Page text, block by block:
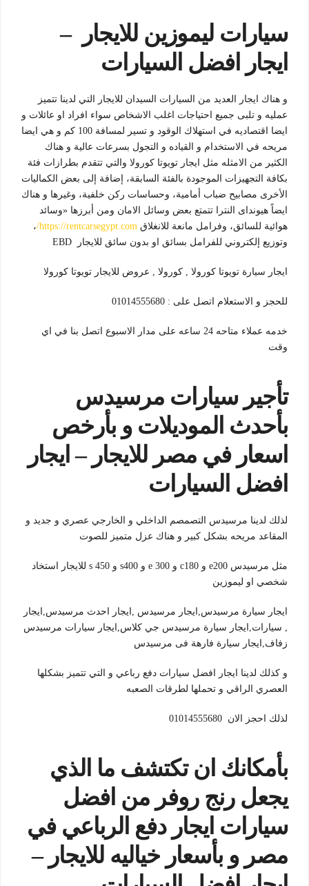
سيارات ليموزين للايجار –
يجار افضل السيارات
و هناك ايجار العديد من السيارات السيدان للايجار التي لدينا تتميز
عمليه و تلبى جميع احتياجات اغلب الاشخاص سواء افراد او عائلات و
ايضا اقتصاديه في استهلاك الوقود و تسير لمسافة 100 كم و هي ايضا
مريحه في الاستخدام و القياده و التجول بسرعات عالية و هناك
الكثير من الامثله مثل ايجار تويوتا كورولا والتي تتقدم بطرازات فئة
بكافة التجهيزات الموجودة بالفئة السابقة، إضافة إلى بعض الكماليات
الأخرى مصابيح ضباب أمامية، وحساسات ركن خلفية، وغيرها و هناك
ايضاً هيونداى النترا تتمتع بعض وسائل الامان ومن أبرزها «وسائد
هوائية للسائق، وفرامل مانعة للانغلاق https://rentcarsegypt.com/ ،
وتوزيع إلكتروني للفرامل بسائق او بدون سائق للايجار EBD
ايجار سيارة تويوتا كورولا , كورولا , عروض للايجار تويوتا كورولا
للحجز و الاستعلام اتصل على : 01014555680
خدمه عملاء متاحه 24 ساعه على مدار الاسبوع اتصل بنا في اي
وقت
تأجير سيارات مرسيدس
بأحدث الموديلات و بأرخص
اسعار في مصر للايجار – يجار
افضل السيارات
لذلك لدينا مرسيدس التصمصم الداخلي و الخارجي عصري و جديد و
المقاعد مريحه بشكل كبير و هناك عزل متميز للصوت
مثل مرسيدس e200 و c180 و e 300 و s400 و s 450 للايجار استخاد
شخصي او ليموزين
ايجار سيارة مرسيدس,ايجار مرسيدس ,ايجار احدث مرسيدس,ايجار
, سيارات,ايجار سيارة مرسيدس جي كلاس,ايجار سيارات مرسيدس
زفاف,ايجار سيارة فارهة فى مرسيدس
و كذلك لدينا ايجار افضل سيارات دفع رباعي و التي تتميز بشكلها
العصري الراقي و تحملها لطرقات الصعبه
لذلك احجز الان
بأمكانك ان تكتشف ما الذي
يجعل رنج روفر من افضل
سيارات ايجار دفع الرباعي في
مصر و بأسعار خياليه للايجار –